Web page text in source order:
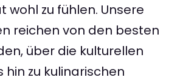
wohl zu fühlen. Unsere
reichen von den besten
über die kulturellen
hin zu kulinarischen